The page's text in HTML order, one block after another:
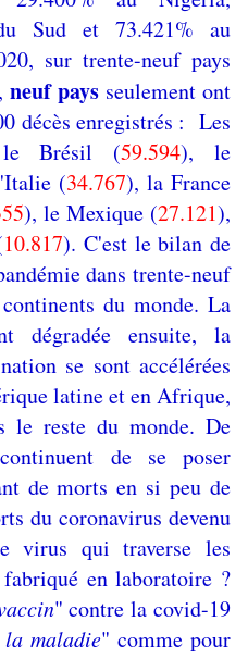
Sud et 73.421% au
sur trente-neuf pays
neuf pays seulement ont
décès enregistrés : Les
Brésil (59.594), le
(34.767), la France
), le Mexique (27.121),
10.817). C'est le bilan de
dans trente-neuf
du monde. La
dégradée ensuite, la
se sont accélérées
latine et en Afrique,
le reste du monde. De
de se poser
de morts en si peu de
du coronavirus devenu
virus qui traverse les
en laboratoire ?
" contre la covid-19
maladie" comme pour